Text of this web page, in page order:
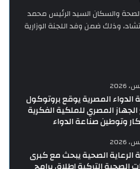
الصحة والسكان السيد الرئيس محمد
وذلك ضمن وفد اللجنة الوزارية
الدواء المصرية يوقع بروتوكول
المصري للملكية الفكرية
وتوطين صناعة الدواء
الرعاية الصحية يبحث مع كبرى